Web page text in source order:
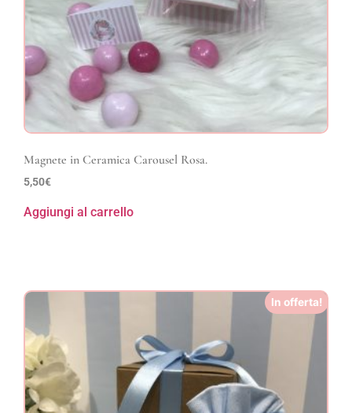
Magnete in Ceramica Carousel Rosa.
5,50€
Aggiungi al carrello
In offerta!